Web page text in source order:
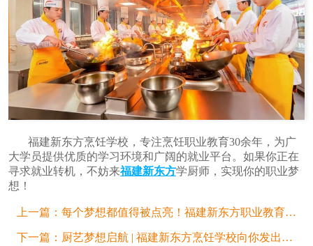
福建新东方烹饪学校，专注烹饪职业教育30余年，为广
大学员提供优质的学习环境和广阔的就业平台。如果你正在
寻求就业转机，不妨来福建新东方学厨师，实现你的职业梦
想！
上一篇： 每个梦想都值得被点亮！福建新东方职业教育，助力技能成长，拓宽职业选择之路！
下一篇： 厨艺梦想启航 | 福建新东方烹饪学校向你发出邀请函！